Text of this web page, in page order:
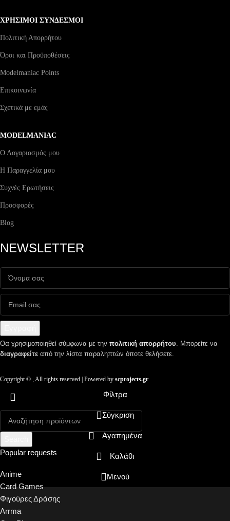
ΧΡΗΣΙΜΟΙ ΣΥΝΔΕΣΜΟΙ
Πολιτική Απορρήτου
Όροι και Προϋποθέσεις
Modelmaniac Points
Επικοινωνία
Σχετικά με εμάς
MODELMANIAC
Ο Λογαριασμός μου
Η Παραγγελία μου
Συχνές Ερωτήσεις
Προσφορές
Blog
NEWSLETTER
Θα χρησιμοποιηθεί σύμφωνα με την πολιτική απορρήτου . Μπορείτε να
διαγραφείτε από την λίστα παραληπτών όποτε θελήσετε.
Copyright © , All rights reserved | Powered by scprojects.gr
Popular requests
Anime
Card Games
Φιγούρες Δράσης
Arrma
Φίλτρα
Σύγκριση
Αγαπημένα
Καλάθι
Μενού